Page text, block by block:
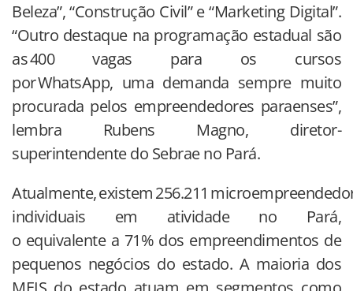
Beleza”, “Construção Civil” e “Marketing Digital”.
“Outro destaque na programação estadual são
as 400 vagas para os cursos
por WhatsApp, uma demanda sempre muito
procurada pelos empreendedores paraenses”,
lembra Rubens Magno, diretor-
superintendente do Sebrae no Pará.
Atualmente, existem 256.211
individuais em atividade no Pará,
o equivalente a 71% dos empreendimentos de
pequenos negócios do estado. A maioria dos